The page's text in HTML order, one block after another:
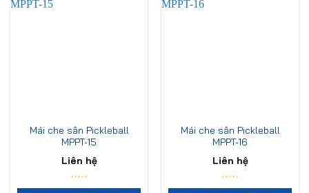
Mái che sân Pickleball
MPPT-15
Liên hệ
Mái che sân Pickleball
MPPT-16
Liên hệ